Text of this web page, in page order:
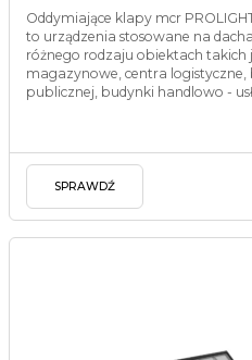
Oddymiające klapy mcr
to urządzenia stosowane na
różnego rodzaju obiektach takich
magazynowe, centra logistyczne,
publicznej, budynki handlowo -
SPRAWDŹ